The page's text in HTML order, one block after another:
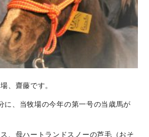
、齋藤です。
に、当牧場の今年の第一号の当歳馬が
、母ハートランドスノーの芦毛（おそ